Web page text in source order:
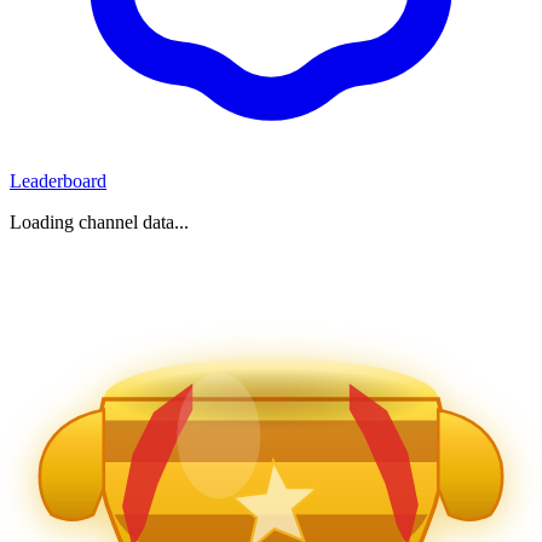
Leaderboard
Loading channel data...